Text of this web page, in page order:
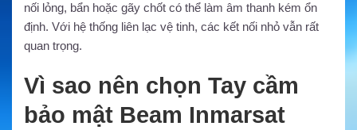
nối lỏng, bẩn hoặc gãy chốt có thể làm âm thanh kém ổn
định. Với hệ thống liên lạc vệ tinh, các kết nối nhỏ vẫn rất
quan trọng.
Vì sao nên chọn Tay cầm
bảo mật Beam Inmarsat